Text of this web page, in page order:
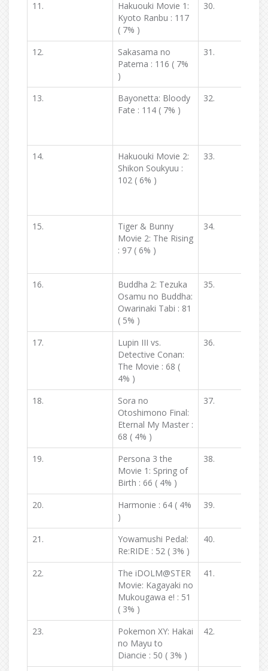
11.
Hakuouki Movie 1:
Kyoto Ranbu : 117
( 7% )
30.
12.
Sakasama no
Patema : 116 ( 7%
)
31.
13.
Bayonetta: Bloody
Fate : 114 ( 7% )
32.
14.
Hakuouki Movie 2:
Shikon Soukyuu :
102 ( 6% )
33.
15.
Tiger & Bunny
Movie 2: The Rising
: 97 ( 6% )
34.
16.
Buddha 2: Tezuka
Osamu no Buddha:
Owarinaki Tabi : 81
( 5% )
35.
17.
Lupin III vs.
Detective Conan:
The Movie : 68 (
4% )
36.
18.
Sora no
Otoshimono Final:
Eternal My Master :
68 ( 4% )
37.
19.
Persona 3 the
Movie 1: Spring of
Birth : 66 ( 4% )
38.
20.
Harmonie : 64 ( 4%
)
39.
21.
Yowamushi Pedal:
Re:RIDE : 52 ( 3% )
40.
22.
The iDOLM@STER
Movie: Kagayaki no
Mukougawa e! : 51
( 3% )
41.
23.
Pokemon XY: Hakai
no Mayu to
Diancie : 50 ( 3% )
42.